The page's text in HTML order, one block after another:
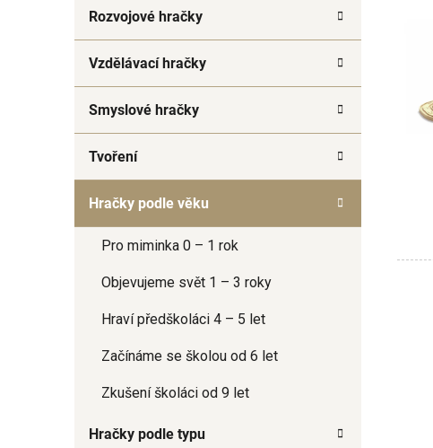
i
Rozvojové hračky
Vzdělávací hračky
Smyslové hračky
Tvoření
Hračky podle věku
Pro miminka 0 – 1 rok
Objevujeme svět 1 – 3 roky
Hraví předškoláci 4 – 5 let
Začínáme se školou od 6 let
Zkušení školáci od 9 let
Hračky podle typu